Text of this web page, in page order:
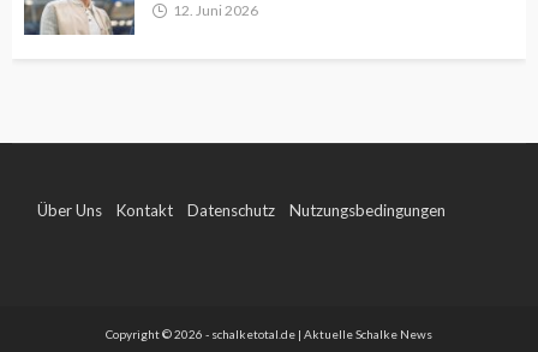
12. Juni 2026
Über Uns Kontakt Datenschutz Nutzungsbedingungen
Copyright © 2026 - schalketotal.de | Aktuelle Schalke News